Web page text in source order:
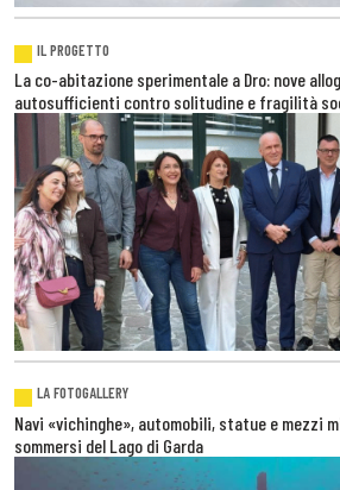
IL PROGETTO
La co-abitazione sperimentale a Dro: nove
autosufficienti contro solitudine e fragilità
LA FOTOGALLERY
Navi «vichinghe», automobili, statue e mezzi
sommersi del Lago di Garda